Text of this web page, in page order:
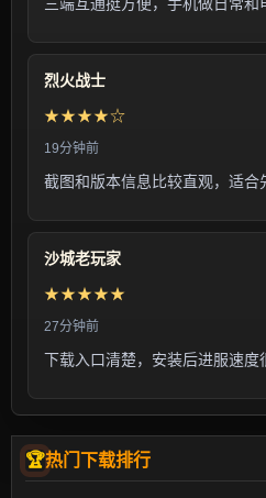
烈火战士
★★★★☆
19分钟前
截图和版本信息比较直观，适合
沙城老玩家
★★★★★
27分钟前
下载入口清楚，安装后进服速度
热门下载排行